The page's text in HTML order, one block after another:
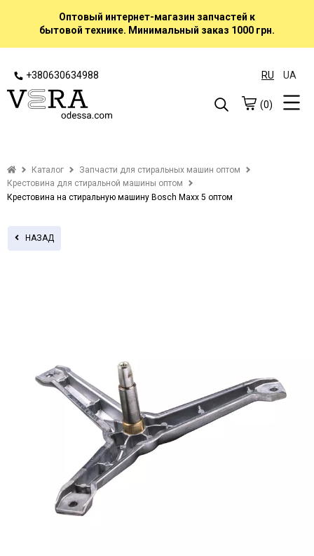
Оптовый интернет-магазин запчастей к
бытовой технике. Минимальный заказ 1000 грн.
+380630634988 RU UA
(0)
Каталог
Запчасти для стиральных машин оптом
Крестовина для стиральной машины оптом
Крестовина на стиральную машину Bosch Maxx 5 оптом
НАЗАД